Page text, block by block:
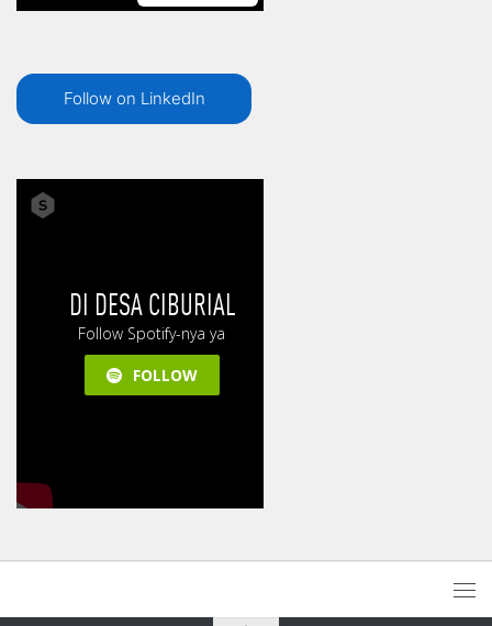
Follow on LinkedIn